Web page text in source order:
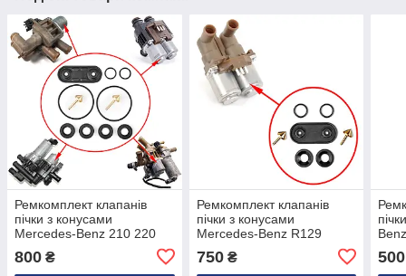
Ремкомплект клапанів
пічки з конусами
Mercedes-Benz 210 220
800 ₴
Ремкомплект клапанів
пічки з конусами
Mercedes-Benz R129
W124 | OEM 0008306584
750₴ 500